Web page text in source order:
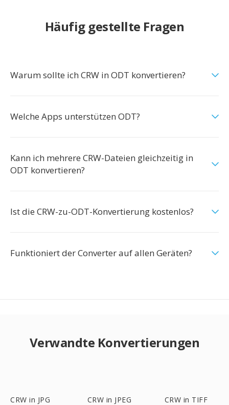
Häufig gestellte Fragen
Warum sollte ich CRW in ODT konvertieren?
Welche Apps unterstützen ODT?
Kann ich mehrere CRW-Dateien gleichzeitig in
ODT konvertieren?
Ist die CRW-zu-ODT-Konvertierung kostenlos?
Funktioniert der Converter auf allen Geräten?
Verwandte Konvertierungen
CRW in JPG CRW in JPEG CRW in TIFF